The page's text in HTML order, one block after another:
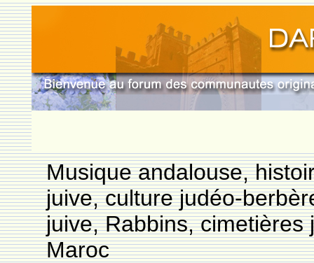
Musique andalouse,
juive, culture judéo-
juive, Rabbins,
Maroc